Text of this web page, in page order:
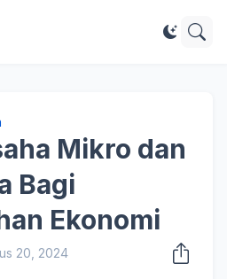
Mikro dan
Bagi
Ekonomi
20, 2024